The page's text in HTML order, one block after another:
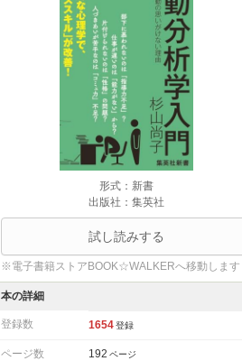
形式：新書
出版社：集英社
試し読みする
※電子書籍ストアBOOK☆WALKERへ移動します
本の詳細
登録数 1654 登録
ページ数 192 ページ